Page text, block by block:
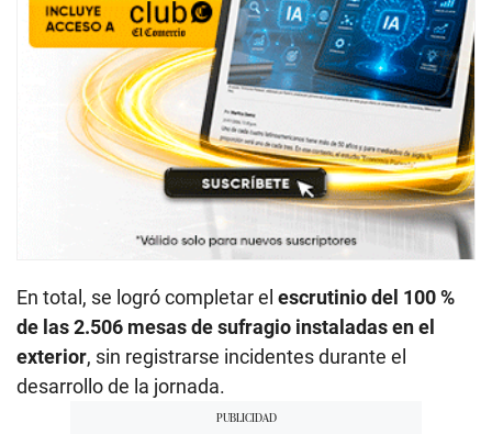
En total, se logró completar el escrutinio del 100 %
de las 2.506 mesas de sufragio instaladas en el
exterior, sin registrarse incidentes durante el
desarrollo de la jornada.